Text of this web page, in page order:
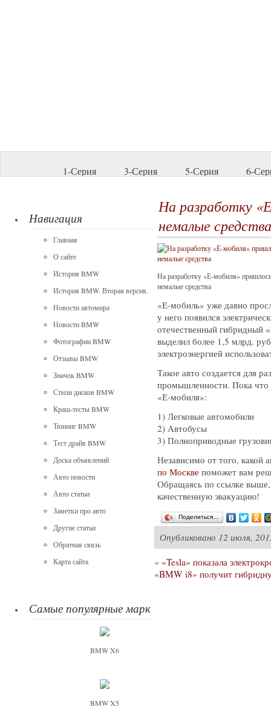
1-Серия 3-Серия 5-Серия 6-
Навигация
Главная
О сайте
История BMW
История BMW. Вторая версия.
Новости автомира
Новости BMW
Фотографии BMW
Отзывы BMW
Значок BMW
Стили дисков BMW
Краш-тесты BMW
Тюнинг BMW
Тест драйв BMW
Доска объявлений
Авто новости
Авто статьи
Заметки про авто
Другие статьи
Обратная связь
Карта сайта
Самые популярные марки
BMW X6
BMW X5
На разработку
немалые средства
На разработку «Е-мобиля»
немалые средства
«Е-мобиль» уже давно
у него появился
отечественный гибридный
выделил более 1,5 млрд.
электроэнергией
Такое авто создается для
промышленности. Пока что
«Е-мобиля»:
1) Легковые автомобили
2) Автобусы
3) Полноприводные
Независимо от того, какой
по Москве поможет вам
Обращаясь по ссылке
качественную эвакуацию!
Поделиться…
Опубликовано 12 июля,
« «Tesla» показала
«BMW i8» получит